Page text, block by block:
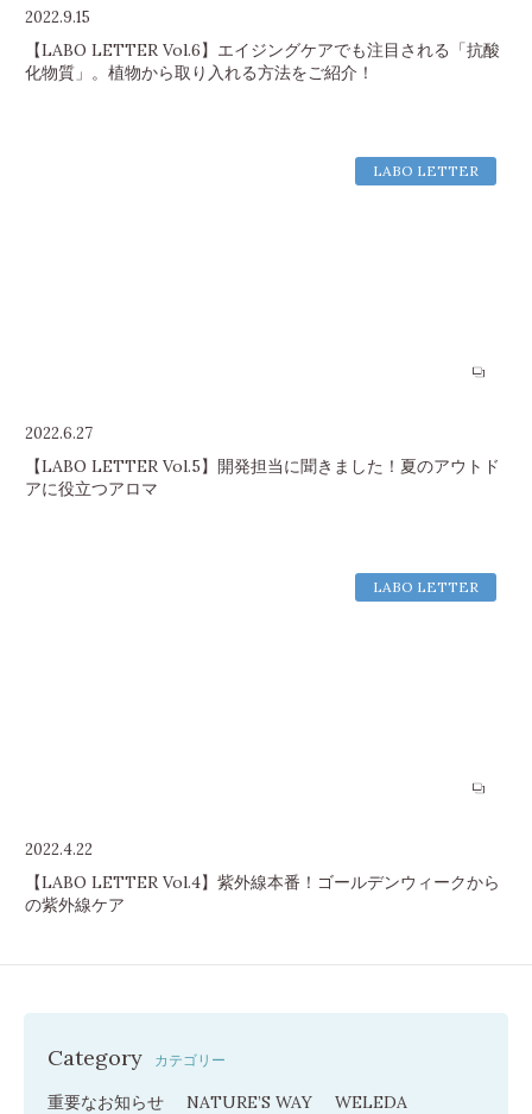
2022.9.15
【LABO LETTER Vol.6】エイジングケアでも注目される「抗酸
化物質」。植物から取り入れる方法をご紹介！
LABO LETTER
2022.6.27
【LABO LETTER Vol.5】開発担当に聞きました！夏のアウトド
アに役立つアロマ
LABO LETTER
2022.4.22
【LABO LETTER Vol.4】紫外線本番！ゴールデンウィークから
の紫外線ケア
Category カテゴリー
重要なお知らせ NATURE’S WAY
WELEDA